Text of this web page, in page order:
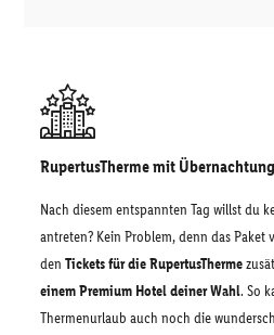
RupertusTherme mit
Nach diesem entspannten Tag willst du
antreten? Kein Problem, denn das Paket
den Tickets für die RupertusTherme
einem Premium Hotel deiner Wahl. So
Thermenurlaub auch noch die